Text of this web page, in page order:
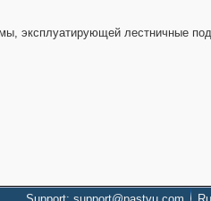
эксплуатирующей лестничные